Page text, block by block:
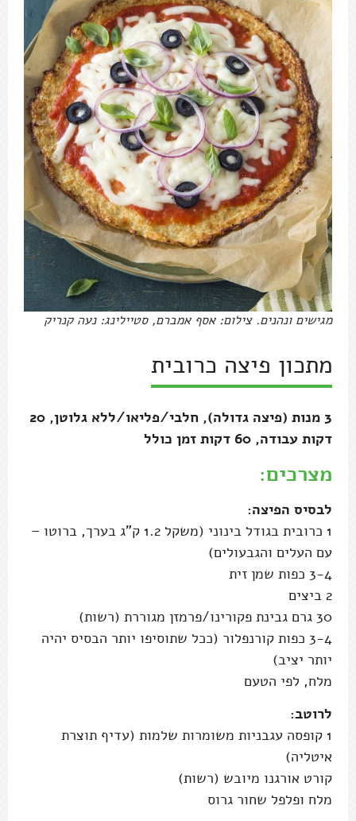
מגישים ונהנים. צילום: אסף אמברם, סטיילינג: נעה קנריק
מתכון פיצה כרובית
3 מנות (פיצה גדולה), חלבי/פליאו/ללא גלוטן, 20
דקות עבודה, 60 דקות זמן כולל
מצרכים:
לבסיס הפיצה:
1 כרובית בגודל בינוני (משקל 1.2 ק"ג בערך, ברוטו –
עם העלים והגבעולים)
3-4 כפות שמן זית
2 ביצים
30 גרם גבינת פקורינו/פרמזן מגוררת (רשות)
3-4 כפות קורנפלור (ככל שתוסיפו יותר הבסיס יהיה
יותר יציב)
מלח, לפי הטעם
לרוטב:
1 קופסה עגבניות משומרות שלמות (עדיף תוצרת
איטליה)
קורט אורגנו מיובש (רשות)
מלח ופלפל שחור גרוס